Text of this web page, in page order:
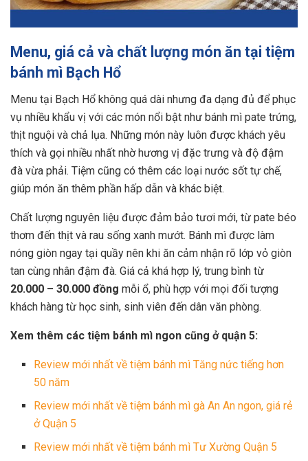
Menu, giá cả và chất lượng món ăn tại tiệm
bánh mì Bạch Hổ
Menu tại Bạch Hổ không quá dài nhưng đa dạng đủ để phục
vụ nhiều khẩu vị với các món nổi bật như bánh mì pate trứng,
thịt nguội và chả lụa. Những món này luôn được khách yêu
thích và gọi nhiều nhất nhờ hương vị đặc trưng và độ đậm
đà vừa phải. Tiệm cũng có thêm các loại nước sốt tự chế,
giúp món ăn thêm phần hấp dẫn và khác biệt.
Chất lượng nguyên liệu được đảm bảo tươi mới, từ pate béo
thơm đến thịt và rau sống xanh mướt. Bánh mì được làm
nóng giòn ngay tại quầy nên khi ăn cảm nhận rõ lớp vỏ giòn
tan cùng nhân đậm đà. Giá cả khá hợp lý, trung bình từ
20.000 – 30.000 đồng mỗi ổ, phù hợp với mọi đối tượng
khách hàng từ học sinh, sinh viên đến dân văn phòng.
Xem thêm các tiệm bánh mì ngon cũng ở quận 5:
Review mới nhất về tiệm bánh mì Tăng nức tiếng hơn
50 năm
Review mới nhất về tiệm bánh mì gà An An ngon, giá rẻ
ở Quận 5
Review mới nhất về tiệm bánh mì Tư Xường Quận 5